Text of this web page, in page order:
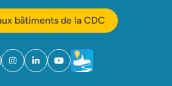
bâtiments de la CDC
dans un nouvel onglet)
Instagram
(ouverture dans un nouvel onglet)
Linkedin
(ouverture dans un nouvel onglet)
YouTube
(ouverture dans un nouvel
Météo
(ouverture dans un